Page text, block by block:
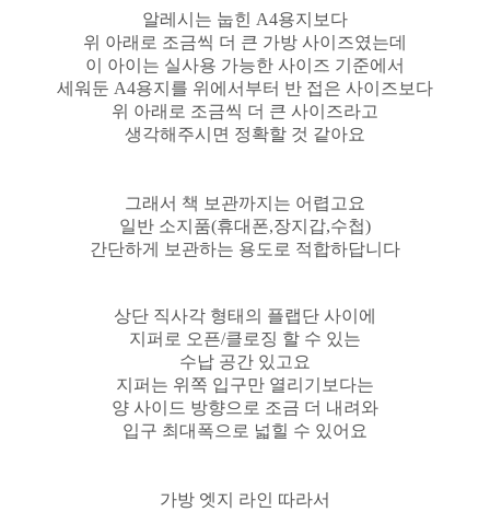
알레시는 눕힌 A4용지보다
위 아래로 조금씩 더 큰 가방 사이즈였는데
이 아이는 실사용 가능한 사이즈 기준에서
세워둔 A4용지를 위에서부터 반 접은 사이즈보다
위 아래로 조금씩 더 큰 사이즈라고
생각해주시면 정확할 것 같아요
그래서 책 보관까지는 어렵고요
일반 소지품(휴대폰,장지갑,수첩)
간단하게 보관하는 용도로 적합하답니다
상단 직사각 형태의 플랩단 사이에
지퍼로 오픈/클로징 할 수 있는
수납 공간 있고요
지퍼는 위쪽 입구만 열리기보다는
양 사이드 방향으로 조금 더 내려와
입구 최대폭으로 넓힐 수 있어요
가방 엣지 라인 따라서